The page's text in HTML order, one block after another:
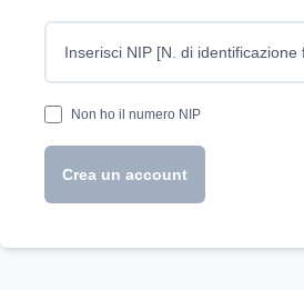
Inserisci NIP [N. di identificazione
Non ho il numero NIP
Crea un account